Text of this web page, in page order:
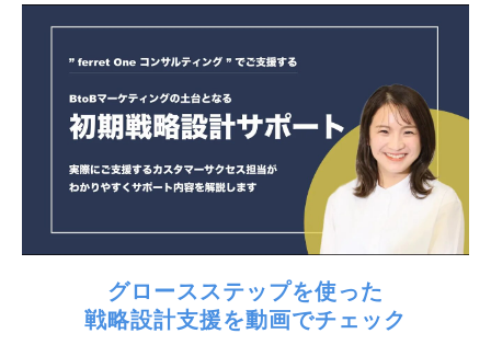
グロースステップを使った
戦略設計支援を動画でチェック